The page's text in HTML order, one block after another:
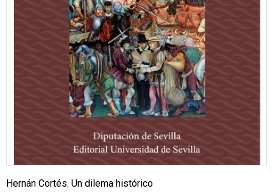
Hernán Cortés. Un dilema histórico